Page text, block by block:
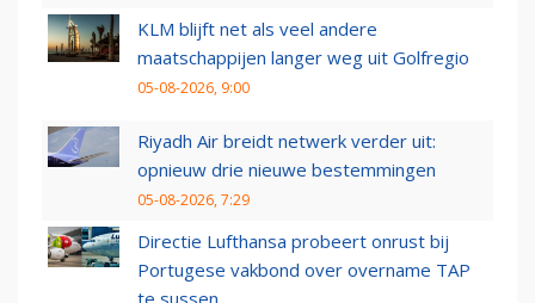
KLM blijft net als veel andere
maatschappijen langer weg uit Golfregio
05-08-2026, 9:00
Riyadh Air breidt netwerk verder uit:
opnieuw drie nieuwe bestemmingen
05-08-2026, 7:29
Directie Lufthansa probeert onrust bij
Portugese vakbond over overname TAP